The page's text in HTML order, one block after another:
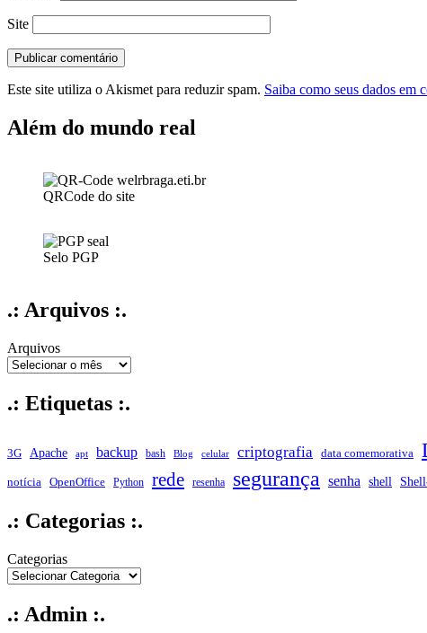
Site
Este site utiliza o Akismet para reduzir spam. Saiba como seus dados em
Além do mundo real
QRCode do site
Selo PGP
.: Arquivos :.
Arquivos
.: Etiquetas :.
3G Apache apt backup bash Blog celular criptografia data comemorativa
notícia OpenOffice Python rede resenha segurança senha shell
.: Categorias :.
Categorias
.: Admin :.